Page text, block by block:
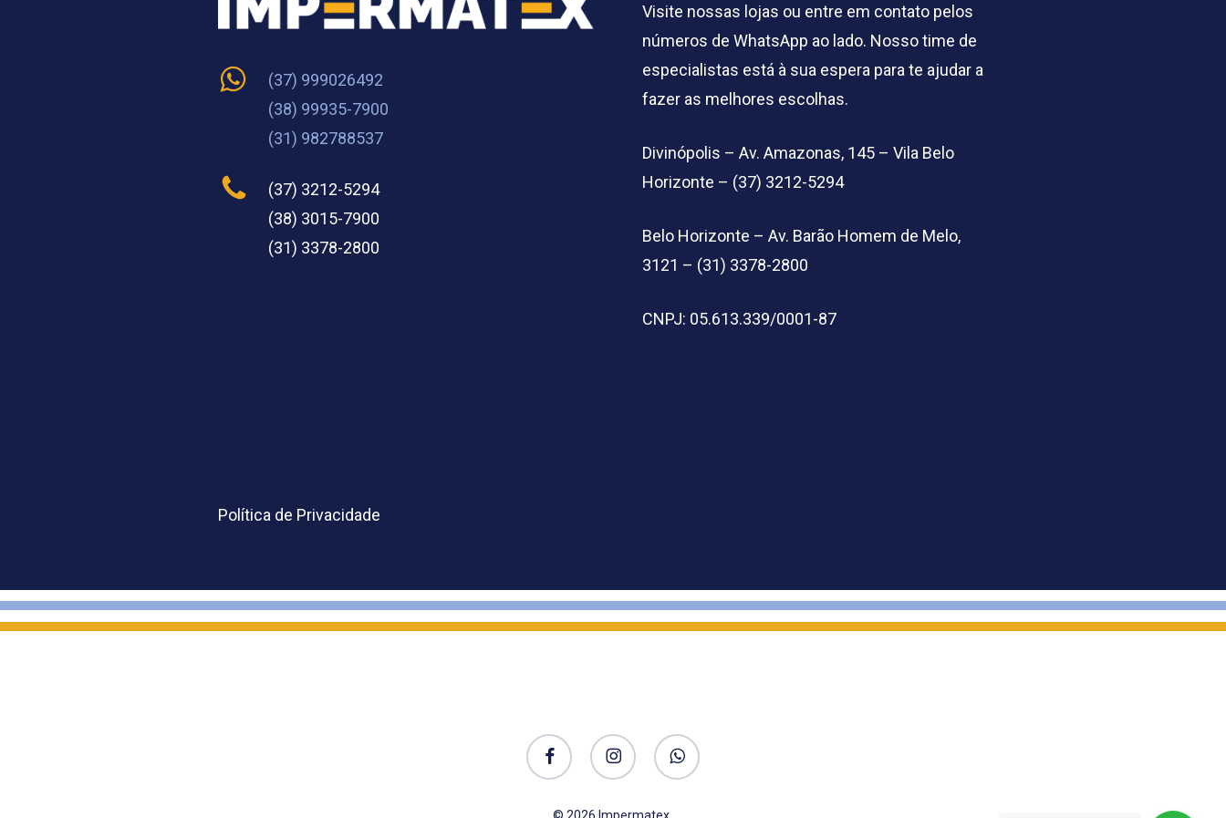
(37) 999026492
(38) 99935-7900
(31) 982788537
(37) 3212-5294
(38) 3015-7900
(31) 3378-2800
Política de Privacidade
Visite nossas lojas ou entre em contato pelos
números de WhatsApp ao lado. Nosso time de
especialistas está à sua espera para te ajudar a
fazer as melhores escolhas.
Divinópolis – Av. Amazonas, 145 – Vila Belo
Horizonte – (37) 3212-5294
Belo Horizonte – Av. Barão Homem de Melo,
3121 – (31) 3378-2800
CNPJ: 05.613.339/0001-87
facebook instagram whatsapp